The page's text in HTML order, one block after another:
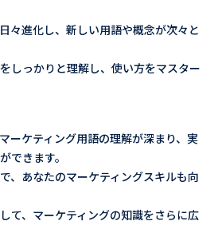
々進化し、新しい用語や概念が次々と
しっかりと理解し、使い方をマスター
ーケティング用語の理解が深まり、実
できます。
、あなたのマーケティングスキルも向
て、マーケティングの知識をさらに広